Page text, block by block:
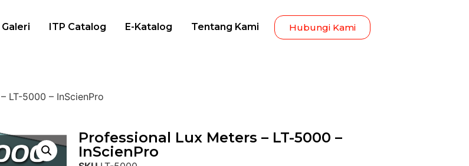
Galeri ITP Catalog E-Katalog Tentang Kami Hubungi Kami
LT-5000 – InScienPro
Professional Lux Meters – LT-5000 –
InScienPro